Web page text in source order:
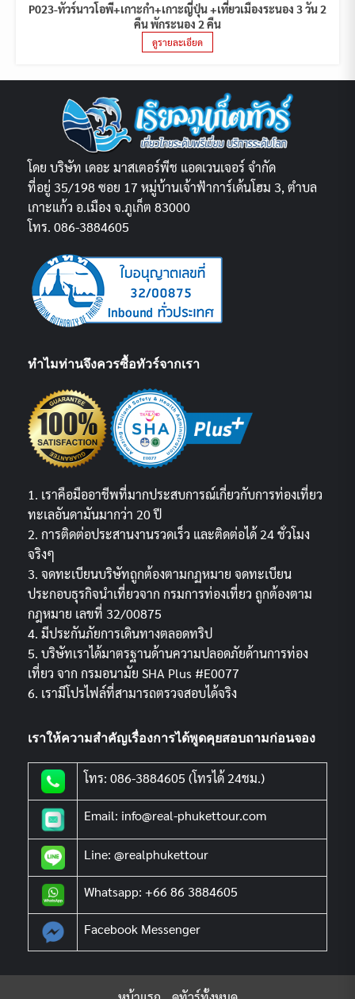
P023-ทัวร์นาวโอพี+เกาะกำ+เกาะญี่ปุ่น +เที่ยวเมืองระนอง 3 วัน 2
คืน พักระนอง 2 คืน
ดูรายละเอียด
โดย บริษัท เดอะ มาสเตอร์พีช แอดเวนเจอร์ จำกัด
ที่อยู่ 35/198 ซอย 17 หมู่บ้านเจ้าฟ้าการ์เด้นโฮม 3, ตำบล
เกาะแก้ว อ.เมือง จ.ภูเก็ต 83000
โทร. 086-3884605
ทำไมท่านจึงควรซื้อทัวร์จากเรา
1. เราคือมืออาชีพที่มากประสบการณ์เกี่ยวกับการท่องเที่ยว
ทะเลอันดามันมากว่า 20 ปี
2. การติดต่อประสานงานรวดเร็ว และติดต่อได้ 24 ชั่วโมง
จริงๆ
3. จดทะเบียนบริษัทถูกต้องตามกฏหมาย จดทะเบียน
ประกอบธุรกิจนำเที่ยวจาก กรมการท่องเที่ยว ถูกต้องตาม
กฎหมาย เลขที่ 32/00875
4. มีประกันภัยการเดินทางตลอดทริป
5. บริษัทเราได้มาตรฐานด้านความปลอดภัยด้านการท่อง
เที่ยว จาก กรมอนามัย SHA Plus #E0077
6. เรามีโปรไฟล์ที่สามารถตรวจสอบได้จริง
เราให้ความสำคัญเรื่องการได้พูดคุยสอบถามก่อนจอง
โทร: 086-3884605 (โทรได้ 24ชม.)
Email: info@real-phukettour.com
Line: @realphukettour
Whatsapp: +66 86 3884605
Facebook Messenger